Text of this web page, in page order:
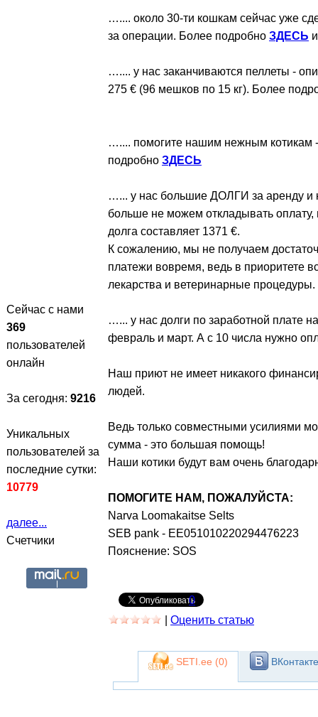
Сейчас с нами
369
пользователей
онлайн
За сегодня: 9216
Уникальных
пользователей за
последние сутки:
10779
далее...
Счетчики
….... около 30-ти кошкам сейчас уже
за операции. Более подробно ЗДЕСЬ
….... у нас заканчиваются пеллеты -
275 € (96 мешков по 15 кг). Более
….... помогите нашим нежным котикам -
подробно ЗДЕСЬ
…... у нас большие ДОЛГИ за аренду и
больше не можем откладывать
долга составляет 1371 €.
К сожалению, мы не получаем
платежи вовремя, ведь в приоритете
лекарства и ветеринарные
…... у нас долги по заработной плате
февраль и март. А с 10 числа нужно
Наш приют не имеет никакого
людей.
Ведь только совместными усилиями
сумма - это большая помощь!
Наши котики будут вам очень
ПОМОГИТЕ НАМ, ПОЖАЛУЙСТА:
Narva Loomakaitse Selts
SEB pank - EE051010220294476223
Пояснение: SOS
0
Оценить статью
SETI.ee (0)